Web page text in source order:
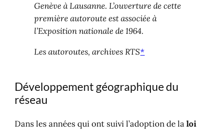
Genève à Lausanne. L’ouverture de cette
première autoroute est associée à
l’Exposition nationale de 1964.
Les autoroutes, archives RTS*
Développement géographique du
réseau
Dans les années qui ont suivi l’adoption de laloi